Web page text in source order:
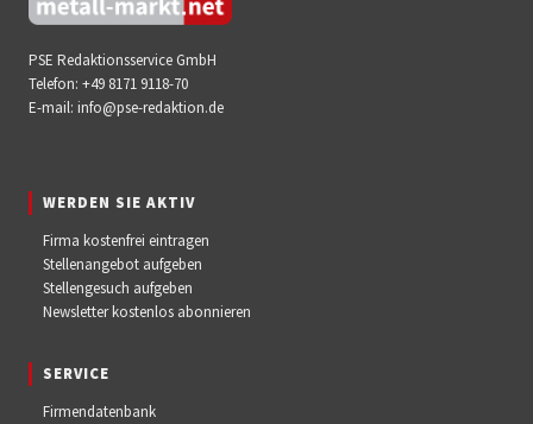
PSE Redaktionsservice GmbH
Telefon: +49 8171 9118-70
E-mail: info@pse-redaktion.de
WERDEN SIE AKTIV
Firma kostenfrei eintragen
Stellenangebot aufgeben
Stellengesuch aufgeben
Newsletter kostenlos abonnieren
SERVICE
Firmendatenbank